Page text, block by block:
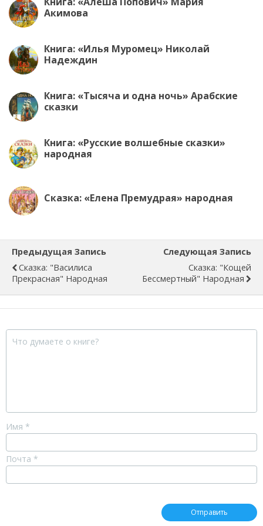
Акимова
Книга: «Илья Муромец» Николай
Надеждин
Книга: «Тысяча и одна ночь» Арабские
сказки
Книга: «Русские волшебные сказки»
народная
Сказка: «Елена Премудрая» народная
Предыдущая Запись
Сказка: "Василиса
Прекрасная" Народная
Следующая Запись
Сказка: "Кощей
Бессмертный" Народная
Имя *
Почта *